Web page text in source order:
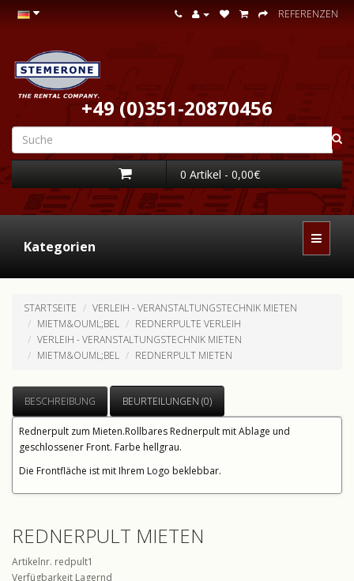
REFERENZEN
+49 (0)351-20870456
0 Artikel - 0,00€
Kategorien
STARTSEITE
VERLEIH - VERANSTALTUNGSTECHNIK MIETEN
MIETM&OUML;BEL
REDNERPULTE VERLEIH
VERLEIH - VERANSTALTUNGSTECHNIK MIETEN
MIETM&OUML;BEL
REDNERPULT MIETEN
BESCHREIBUNG BEURTEILUNGEN (0)
Rednerpult zum Mieten.Rollbares Rednerpult mit Ablage und
geschlossener Front. Farbe hellgrau.
Die Frontfläche ist mit Ihrem Logo beklebbar.
REDNERPULT MIETEN
Artikelnr. redpult1
Verfügbarkeit Lagernd